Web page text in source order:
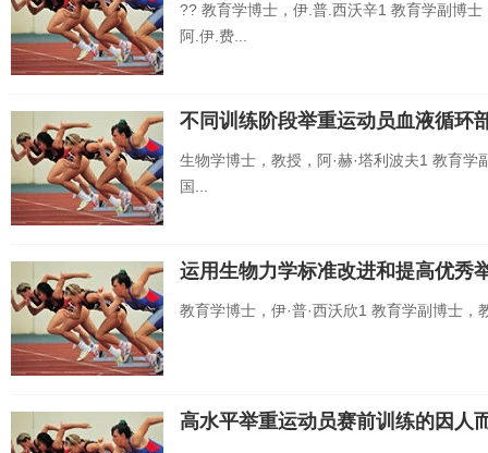
?? 教育学博士，伊.普.西沃辛1 教育学副博
阿.伊.费...
不同训练阶段举重运动员血液循环
生物学博士，教授，阿·赫·塔利波夫1 教育学
国...
运用生物力学标准改进和提高优秀
教育学博士，伊·普·西沃欣1 教育学副博士，
高水平举重运动员赛前训练的因人